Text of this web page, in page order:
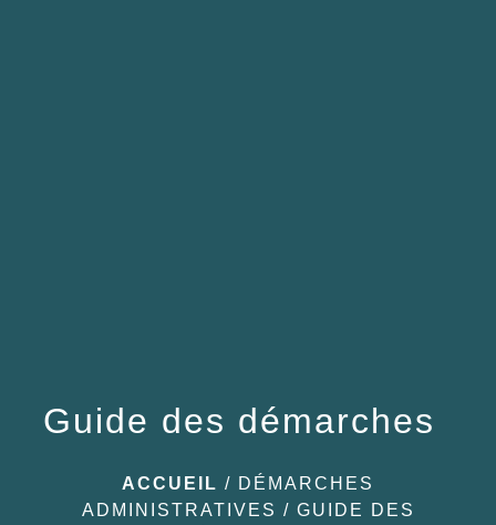
Guide des démarches
ACCUEIL / DÉMARCHES
ADMINISTRATIVES / GUIDE DES